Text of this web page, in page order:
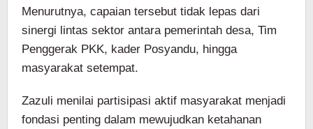
Menurutnya, capaian tersebut tidak lepas dari
sinergi lintas sektor antara pemerintah desa, Tim
Penggerak PKK, kader Posyandu, hingga
masyarakat setempat.
Zazuli menilai partisipasi aktif masyarakat menjadi
fondasi penting dalam mewujudkan ketahanan